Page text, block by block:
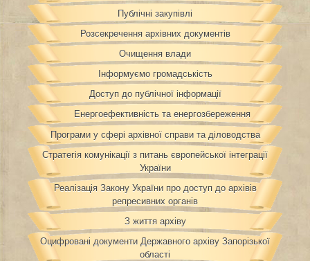
Публічні закупівлі
Розсекречення архівних документів
Очищення влади
Інформуємо громадськість
Доступ до публічної інформації
Енергоефективність та енергозбереження
Програми у сфері архівної справи та діловодства
Стратегія комунікації з питань європейської інтеграції
України
Реалізація Закону України про доступ до архівів
репресивних органів
З життя архіву
Оцифровані документи Державного архіву Запорізької
області